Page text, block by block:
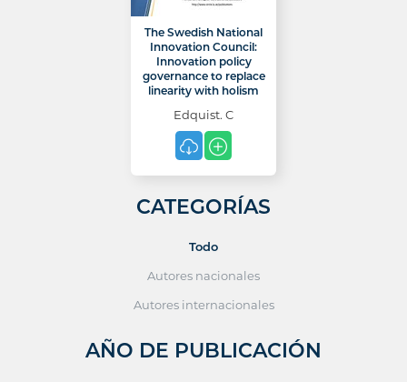
The Swedish National
Innovation Council:
Innovation policy
governance to replace
linearity with holism
Edquist. C
CATEGORÍAS
Todo
Autores nacionales
Autores internacionales
AÑO DE PUBLICACIÓN